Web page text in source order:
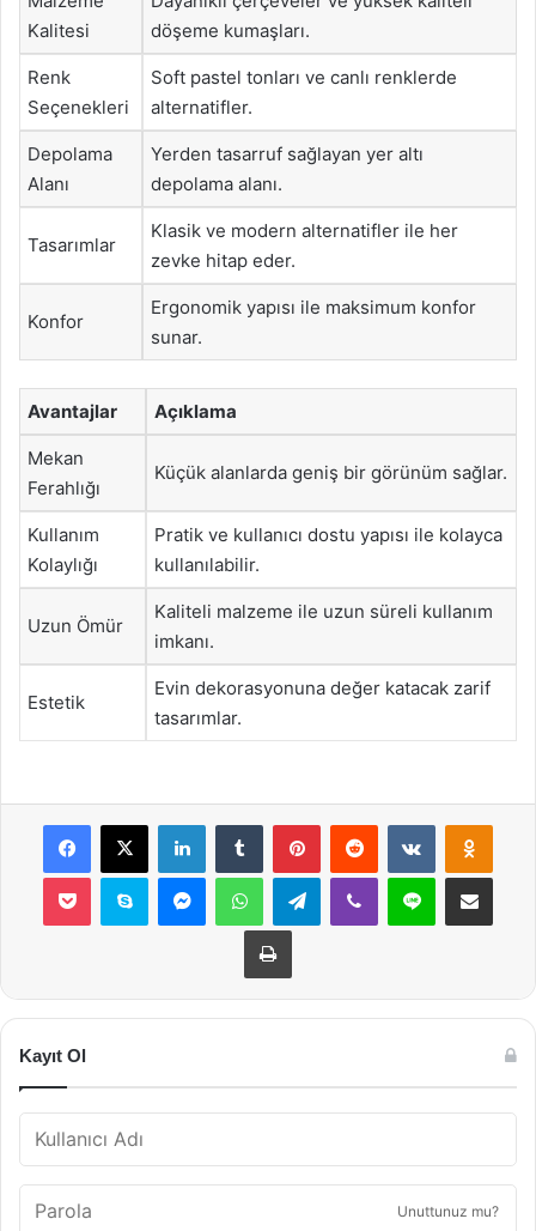
Kalitesi
döşeme kumaşları.
Renk
Seçenekleri
Soft pastel tonları ve canlı renklerde
alternatifler.
Depolama
Alanı
Yerden tasarruf sağlayan yer altı
depolama alanı.
Tasarımlar
Klasik ve modern alternatifler ile her
zevke hitap eder.
Konfor
Ergonomik yapısı ile maksimum konfor
sunar.
Avantajlar Açıklama
Mekan
Ferahlığı
Küçük alanlarda geniş bir görünüm sağlar.
Kullanım
Kolaylığı
Pratik ve kullanıcı dostu yapısı ile kolayca
kullanılabilir.
Uzun Ömür
Kaliteli malzeme ile uzun süreli kullanım
imkanı.
Estetik
Evin dekorasyonuna değer katacak zarif
tasarımlar.
Facebook
X LinkedInTumblr PinterestReddit VKontakte
Pocket Skype MessengerWhatsAppTelegramViber Line E-Posta ile
Yazdır
Kayıt Ol
Unuttunuz mu?